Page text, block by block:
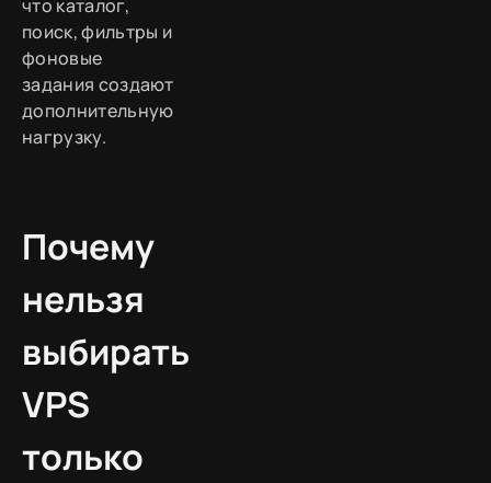
что каталог,
поиск, фильтры и
фоновые
задания создают
дополнительную
нагрузку.
Почему
нельзя
выбирать
VPS
только